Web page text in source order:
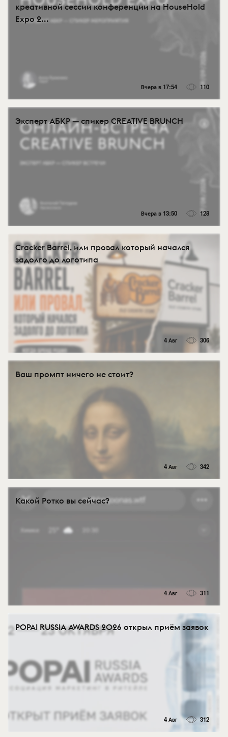
креативной сессии конференции на HouseHold
Expo 2...
Вчера в 17:54 110
Эксперт АБКР — спикер CREATIVE BRUNCH
Вчера в 13:50 128
Cracker Barrel, или провал который начался
задолго до логотипа
4 Авг 306
Ваш промпт ничего не стоит?
4 Авг 342
Какой Ротко вы сейчас?
4 Авг 311
POPAI RUSSIA AWARDS 2026 открыл приём заявок
4 Авг 312